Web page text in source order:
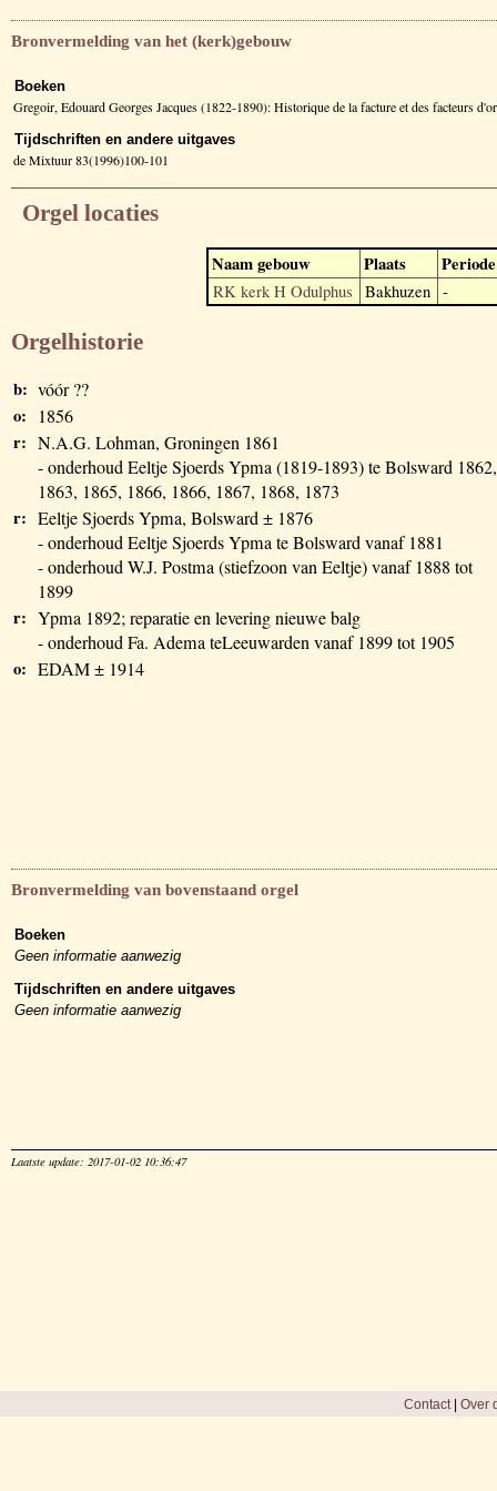
Bronvermelding van het (kerk)gebouw
Boeken
Gregoir, Edouard Georges Jacques (1822-1890): Historique de la facture et des facteurs
Tijdschriften en andere uitgaves
de Mixtuur 83(1996)100-101
Orgel locaties
Naam gebouw Plaats Periode
RK kerk H Odulphus Bakhuzen -
Orgelhistorie
b: vóór ??
o: 1856
r: N.A.G. Lohman, Groningen 1861
- onderhoud Eeltje Sjoerds Ypma (1819-1893) te Bolsward 1862,
1863, 1865, 1866, 1866, 1867, 1868, 1873
r: Eeltje Sjoerds Ypma, Bolsward ± 1876
- onderhoud Eeltje Sjoerds Ypma te Bolsward vanaf 1881
- onderhoud W.J. Postma (stiefzoon van Eeltje) vanaf 1888 tot
1899
r: Ypma 1892; reparatie en levering nieuwe balg
- onderhoud Fa. Adema teLeeuwarden vanaf 1899 tot 1905
o: EDAM ± 1914
Bronvermelding van bovenstaand orgel
Boeken
Geen informatie aanwezig
Tijdschriften en andere uitgaves
Geen informatie aanwezig
Laatste update: 2017-01-02 10:36:47
Contact| Over